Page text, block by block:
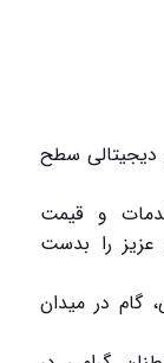
دیجیتالی سطح
و قیمت
عزیز را بدست
گام در میدان